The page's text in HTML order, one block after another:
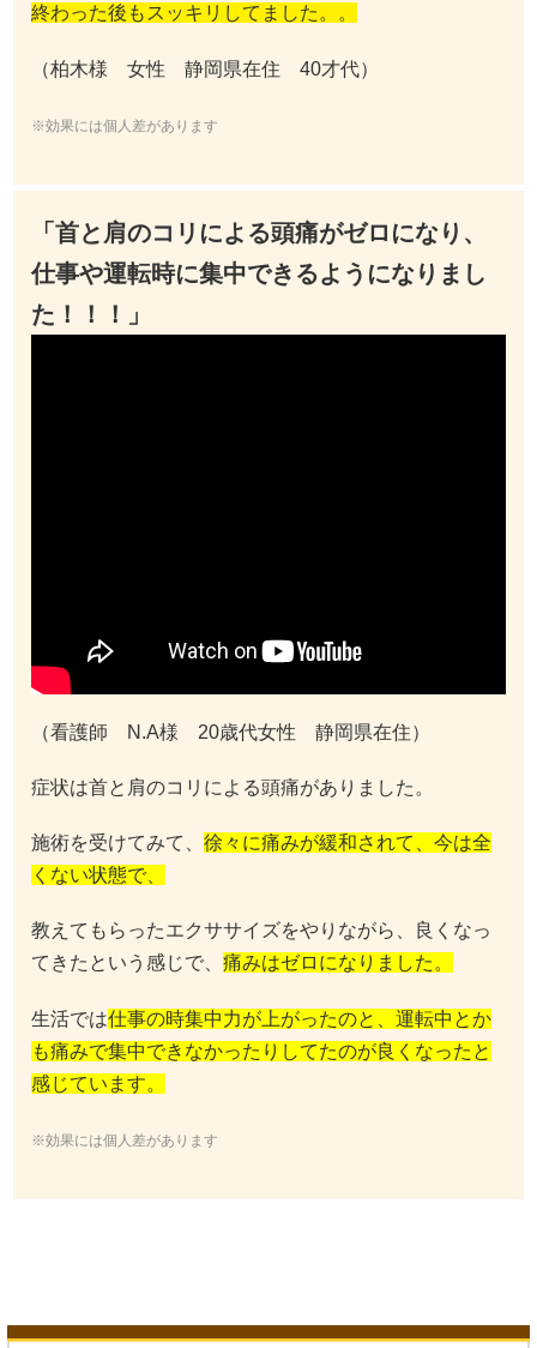
終わった後もスッキリしてました。。
（柏木様 女性 静岡県在住 40才代）
※効果には個人差があります
「首と肩のコリによる頭痛がゼロになり、
仕事や運転時に集中できるようになりまし
た！！！」
（看護師 N.A様 20歳代女性 静岡県在住）
症状は首と肩のコリによる頭痛がありました。
施術を受けてみて、 徐々に痛みが緩和されて、今は全
くない状態で、
教えてもらったエクササイズをやりながら、良くなっ
てきたという感じで、 痛みはゼロになりました。
生活では仕事の時集中力が上がったのと、運転中とか
も痛みで集中できなかったりしてたのが良くなったと
感じています。
※効果には個人差があります